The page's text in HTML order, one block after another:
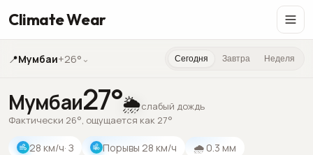
Climate Wear
📍Мумбаи+26° ⌄ Сегодня Завтра Неделя
Мумбаи27°🌦️слабый дождь
Фактически 26°, ощущается как 27°
28 км/ч· З Порывы 28 км/ч 🌧 0.3 мм